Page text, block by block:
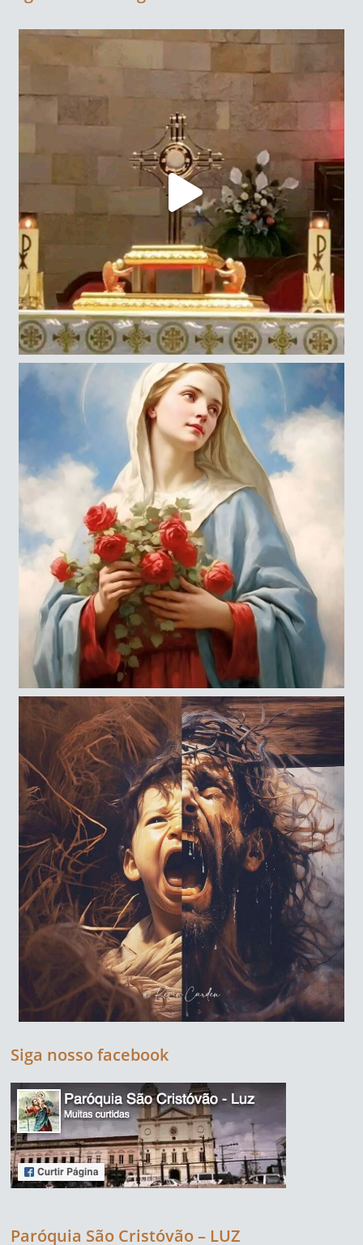
Siga nosso facebook
Paróquia São Cristóvão – LUZ